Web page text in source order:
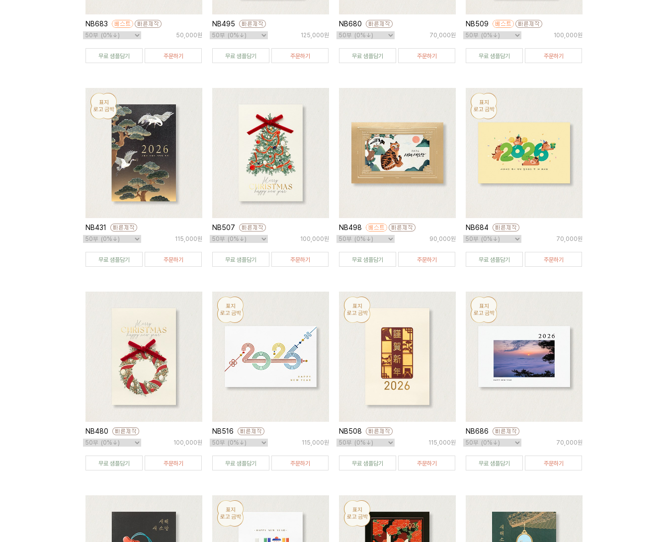
NB683
50,000원
무료 샘플담기 주문하기
NB495
125,000원
무료 샘플담기 주문하기
NB680
70,000원
무료 샘플담기 주문하기
NB509
100,000원
무료 샘플담기 주문하기
NB431
115,000원
무료 샘플담기 주문하기
NB507
100,000원
무료 샘플담기 주문하기
NB498
90,000원
무료 샘플담기 주문하기
NB684
70,000원
무료 샘플담기 주문하기
NB480
100,000원
무료 샘플담기 주문하기
NB516
115,000원
무료 샘플담기 주문하기
NB508
115,000원
무료 샘플담기 주문하기
NB686
70,000원
무료 샘플담기 주문하기